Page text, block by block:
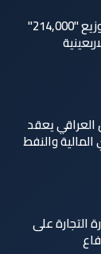
العتبة الحسينية تعلن انتاج وتوزيع "214,000"
العراقي يعقد
والنفط
التجارة على